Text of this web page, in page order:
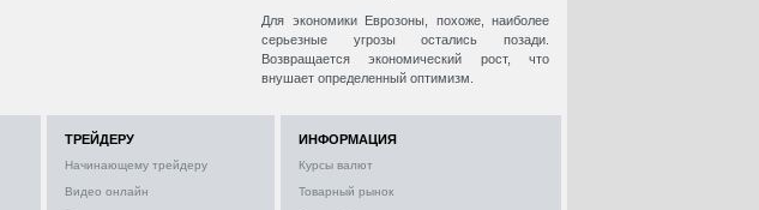
Для экономики Еврозоны, похоже, наиболее
серьезные угрозы остались позади.
Возвращается экономический рост, что
внушает определенный оптимизм.
ТРЕЙДЕРУ
Начинающему трейдеру
Видео онлайн
ИНФОРМАЦИЯ
Курсы валют
Товарный рынок